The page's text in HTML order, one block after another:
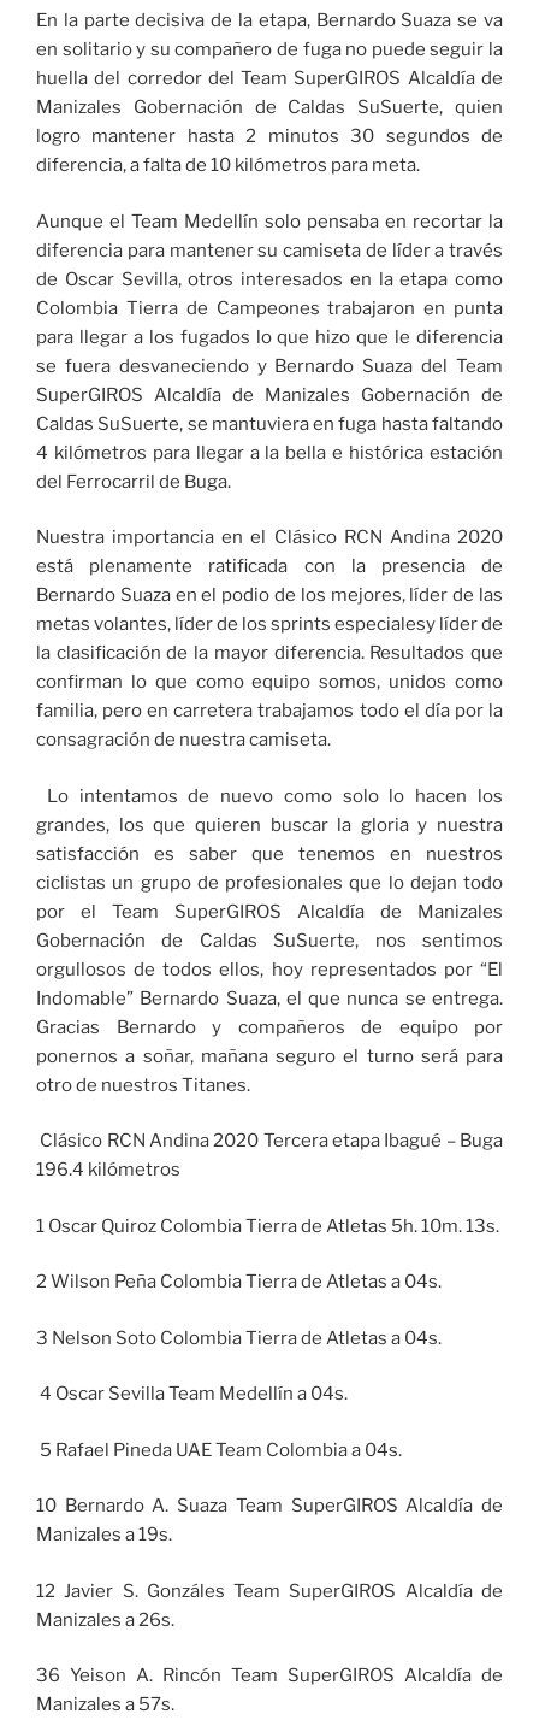
En la parte decisiva de la etapa, Bernardo Suaza se va
en solitario y su compañero de fuga no puede seguir la
huella del corredor del Team SuperGIROS Alcaldía de
Manizales Gobernación de Caldas SuSuerte, quien
logro mantener hasta 2 minutos 30 segundos de
diferencia, a falta de 10 kilómetros para meta.
Aunque el Team Medellín solo pensaba en recortar la
diferencia para mantener su camiseta de líder a través
de Oscar Sevilla, otros interesados en la etapa como
Colombia Tierra de Campeones trabajaron en punta
para llegar a los fugados lo que hizo que le diferencia
se fuera desvaneciendo y Bernardo Suaza del Team
SuperGIROS Alcaldía de Manizales Gobernación de
Caldas SuSuerte, se mantuviera en fuga hasta faltando
4 kilómetros para llegar a la bella e histórica estación
del Ferrocarril de Buga.
Nuestra importancia en el Clásico RCN Andina 2020
está plenamente ratificada con la presencia de
Bernardo Suaza en el podio de los mejores, líder de las
metas volantes, líder de los sprints especialesy líder de
la clasificación de la mayor diferencia. Resultados que
confirman lo que como equipo somos, unidos como
familia, pero en carretera trabajamos todo el día por la
consagración de nuestra camiseta.
Lo intentamos de nuevo como solo lo hacen los
grandes, los que quieren buscar la gloria y nuestra
satisfacción es saber que tenemos en nuestros
ciclistas un grupo de profesionales que lo dejan todo
por el Team SuperGIROS Alcaldía de Manizales
Gobernación de Caldas SuSuerte, nos sentimos
orgullosos de todos ellos, hoy representados por “El
Indomable” Bernardo Suaza, el que nunca se entrega.
Gracias Bernardo y compañeros de equipo por
ponernos a soñar, mañana seguro el turno será para
otro de nuestros Titanes.
Clásico RCN Andina 2020 Tercera etapa Ibagué – Buga
196.4 kilómetros
1 Oscar Quiroz Colombia Tierra de Atletas 5h. 10m. 13s.
2 Wilson Peña Colombia Tierra de Atletas a 04s.
3 Nelson Soto Colombia Tierra de Atletas a 04s.
4 Oscar Sevilla Team Medellín a 04s.
5 Rafael Pineda UAE Team Colombia a 04s.
10 Bernardo A. Suaza Team SuperGIROS Alcaldía de
Manizales a 19s.
12 Javier S. Gonzáles Team SuperGIROS Alcaldía de
Manizales a 26s.
36 Yeison A. Rincón Team SuperGIROS Alcaldía de
Manizales a 57s.